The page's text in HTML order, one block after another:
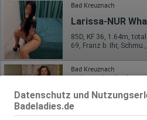
Datenschutz und
Badeladies.de
Bad Kreuznach
85D, KF 36, 1.64m,
69, Franz b. Ihr,
Bad Kreuznach
1.8km,
Alexia aus
Patricias Appartement
75B, KF 36, 1.60m,